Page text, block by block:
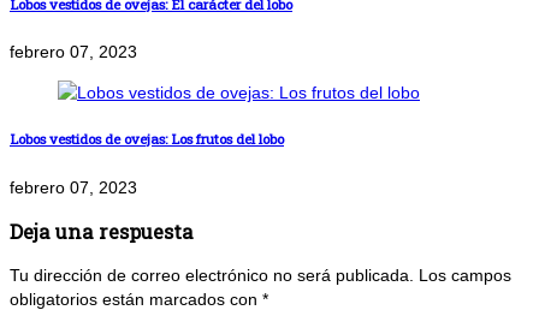
Lobos vestidos de ovejas: El carácter del lobo
febrero 07, 2023
Lobos vestidos de ovejas: Los frutos del lobo
febrero 07, 2023
Deja una respuesta
Tu dirección de correo electrónico no será publicada. Los campos
obligatorios están marcados con *